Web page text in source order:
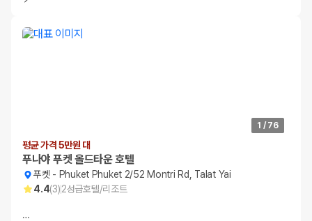
1 / 76
평균 가격 5만원 대
푸나야 푸켓 올드타운 호텔
푸켓 - Phuket Phuket 2/52 Montri Rd, Talat Yai
4.4(3)2성급호텔/리조트
…